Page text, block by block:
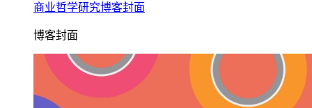
商业哲学研究博客封面
博客封面